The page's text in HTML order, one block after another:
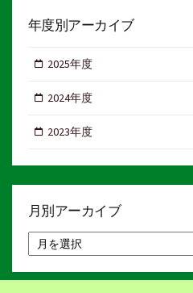
年度別アーカイブ
2025年度
2024年度
2023年度
月別アーカイブ
別
ア
ー